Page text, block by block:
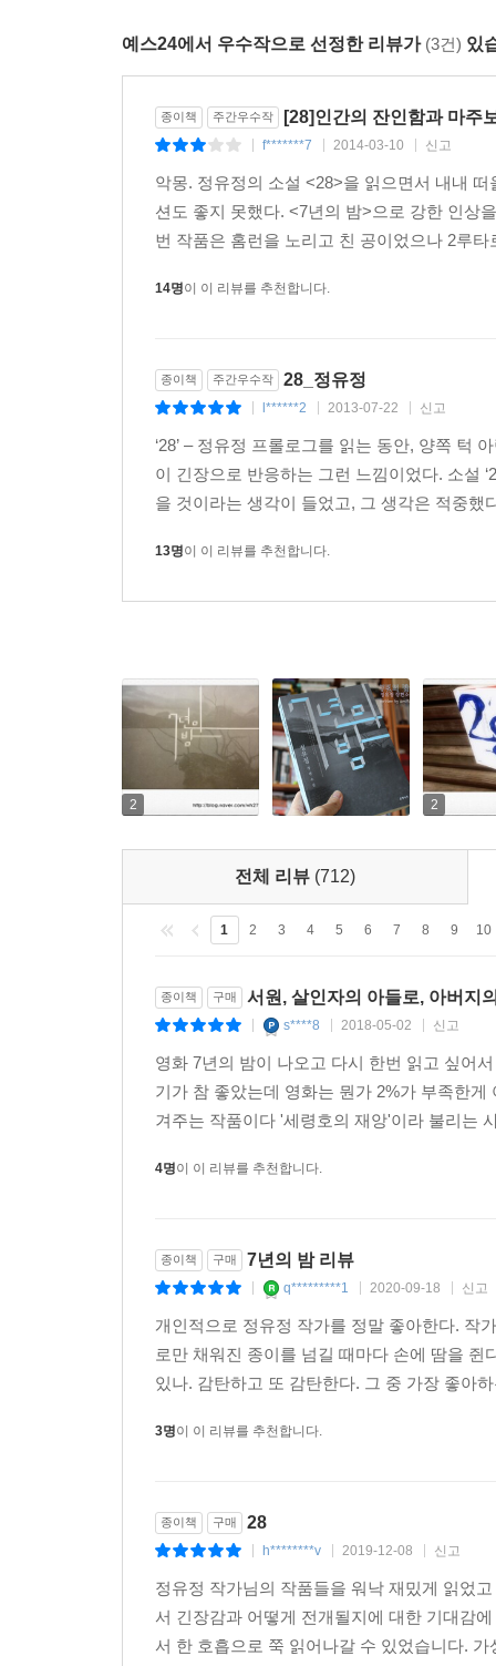
예스24에서 우수작으로 선정한 리뷰가 (3건) 있
종이책 주간우수작 [28]인간의 잔인함과 마주
f*******7 2014-03-10 신고
악몽. 정유정의 소설 <28>을 읽으면서 내내
션도 좋지 못했다. <7년의 밤>으로 강한 인상
번 작품은 홈런을 노리고 친 공이었으나 2루
14명이 이 리뷰를 추천합니다.
종이책 주간우수작 28_정유정
l******2 2013-07-22 신고
‘28’ – 정유정 프롤로그를 읽는 동안, 양쪽 턱
이 긴장으로 반응하는 그런 느낌이었다. 소설
을 것이라는 생각이 들었고, 그 생각은 적중했
13명이 이 리뷰를 추천합니다.
2 2
전체 리뷰 (712)
1 2 3 4 5 6 7 8 9 10
종이책 구매 서원, 살인자의 아들로, 아버지
s****8 2018-05-02 신고
영화 7년의 밤이 나오고 다시 한번 읽고 싶어
기가 참 좋았는데 영화는 뭔가 2%가 부족한
겨주는 작품이다 '세령호의 재앙'이라 불리는
4명이 이 리뷰를 추천합니다.
종이책 구매 7년의 밤 리뷰
q*********1 2020-09-18 신고
개인적으로 정유정 작가를 정말 좋아한다. 작
로만 채워진 종이를 넘길 때마다 손에 땀을
있나. 감탄하고 또 감탄한다. 그 중 가장 좋아
3명이 이 리뷰를 추천합니다.
종이책 구매 28
h********v 2019-12-08 신고
정유정 작가님의 작품들을 워낙 재밌게 읽었
서 긴장감과 어떻게 전개될지에 대한 기대감
서 한 호흡으로 쭉 읽어나갈 수 있었습니다.